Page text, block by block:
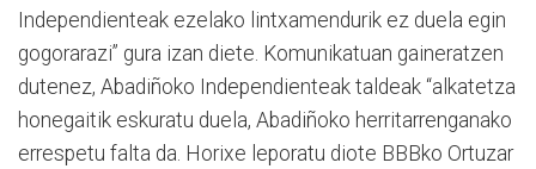
Independienteak ezelako lintxamendurik ez duela egin
gogorarazi” gura izan diete. Komunikatuan gaineratzen
dutenez, Abadiñoko Independienteak taldeak “alkatetza
honegaitik eskuratu duela, Abadiñoko herritarrenganako
errespetu falta da. Horixe leporatu diote BBBko Ortuzar